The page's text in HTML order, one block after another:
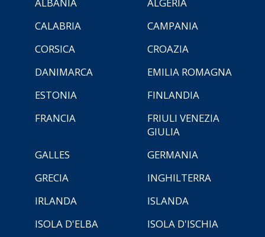
ALBANIA
ALGERIA
CALABRIA
CAMPANIA
CORSICA
CROAZIA
DANIMARCA
EMILIA ROMAGNA
ESTONIA
FINLANDIA
FRANCIA
FRIULI VENEZIA
GIULIA
GALLES
GERMANIA
GRECIA
INGHILTERRA
IRLANDA
ISLANDA
ISOLA D'ELBA
ISOLA D'ISCHIA